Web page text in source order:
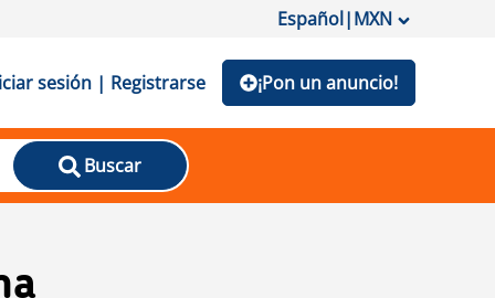
Español|MXN
sesión | Registrarse ¡Pon un anuncio!
Buscar